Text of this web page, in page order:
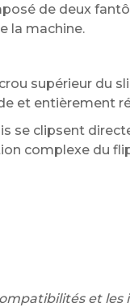
de deux
la machine.
supérieur du
et entièrement
se clipsent
complexe du
et les